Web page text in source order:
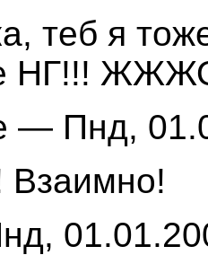
теб я
НГ!!!
— Пнд,